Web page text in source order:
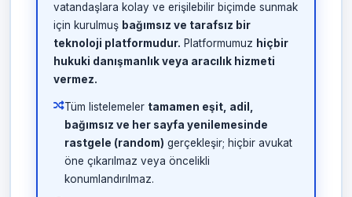
vatandaşlara kolay ve erişilebilir biçimde sunmak
için kurulmuş bağımsız ve tarafsız bir
teknoloji platformudur. Platformumuz hiçbir
hukuki danışmanlık veya aracılık hizmeti
vermez.
Tüm listelemeler tamamen eşit, adil,
bağımsız ve her sayfa yenilemesinde
rastgele (random) gerçekleşir; hiçbir avukat
öne çıkarılmaz veya öncelikli
konumlandırılmaz.